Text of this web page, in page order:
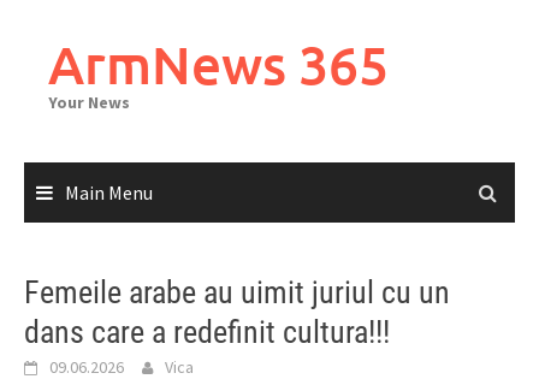
contentArmNews 365
Your News
Main Menu
Femeile arabe au uimit juriul cu un
dans care a redefinit cultura!!!
09.06.2026 Vica